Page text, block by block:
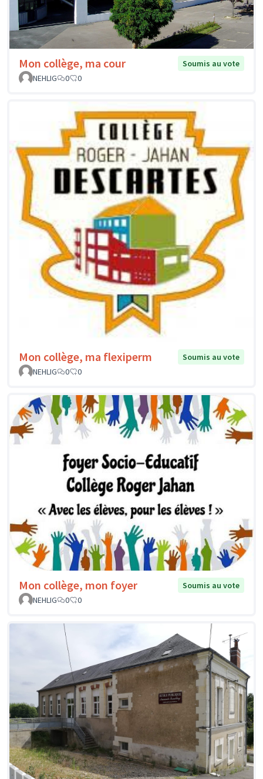
Mon collège, ma cour
Soumis au vote
NEHLIG
0 0
Mon collège, ma flexiperm
Soumis au vote
NEHLIG
0 0
Mon collège, mon foyer
Soumis au vote
NEHLIG
0 0